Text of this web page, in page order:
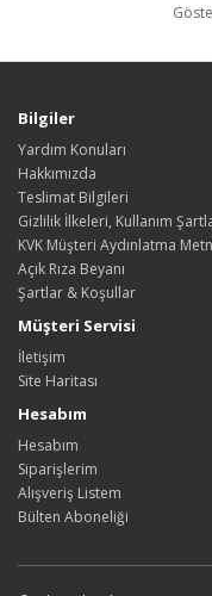
Bilgiler
Yardım Konuları
Hakkımızda
Teslimat Bilgileri
Gizlilik İlkeleri, Kullanım
KVK Müşteri Aydınlatma
Açık Rıza Beyanı
Şartlar & Koşullar
Müşteri Servisi
İletişim
Site Haritası
Hesabım
Hesabım
Siparişlerim
Alışveriş Listem
Bülten Aboneliği